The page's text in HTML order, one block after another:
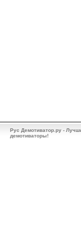
Рус Демотиватор.ру -
демотиваторы!